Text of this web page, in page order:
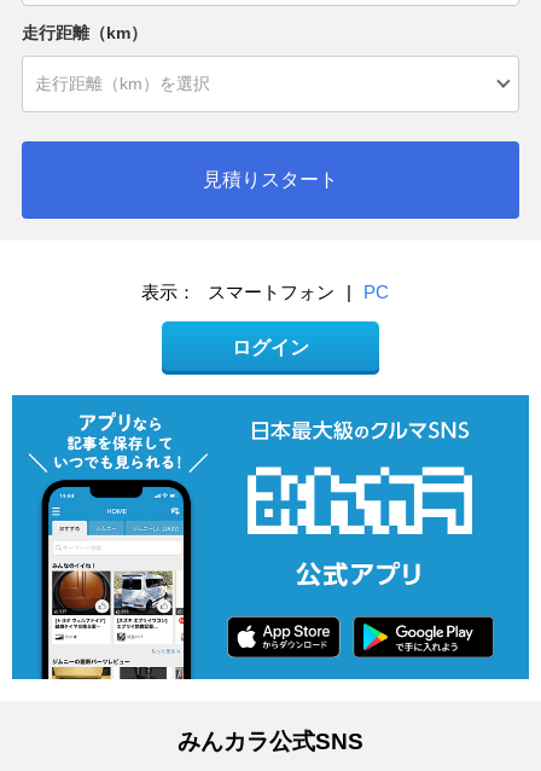
走行距離（km）
見積りスタート
表示： スマートフォン | PC
ログイン
みんカラ公式SNS